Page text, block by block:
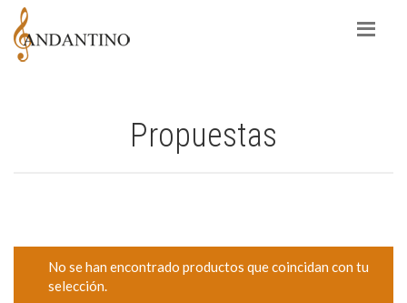
Propuestas
No se han encontrado productos que coincidan con tu
selección.